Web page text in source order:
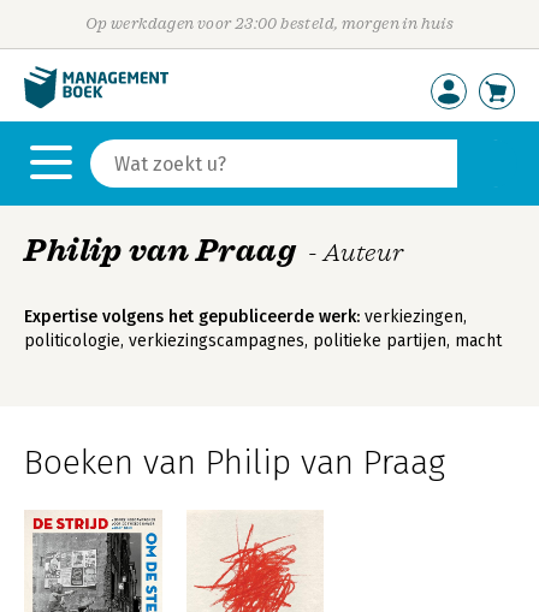
Op werkdagen voor 23:00 besteld, morgen in huis
Philip van Praag - Auteur
Expertise volgens het gepubliceerde werk: verkiezingen,
politicologie, verkiezingscampagnes, politieke partijen, macht
Boeken van Philip van Praag